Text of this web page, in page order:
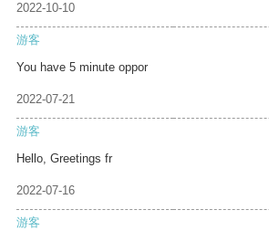
2022-10-10
游客
You have 5 minute oppor
2022-07-21
游客
Hello, Greetings fr
2022-07-16
游客